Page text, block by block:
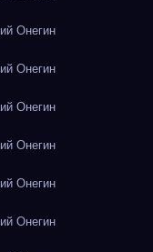
Онегин
Онегин
Онегин
Онегин
Онегин
Онегин